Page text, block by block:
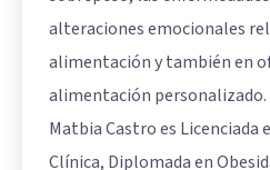
alteraciones emocionales
alimentación y también en
alimentación personalizado.
Matbia Castro es
Clínica, Diplomada en